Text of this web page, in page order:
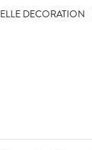
ELLE DECORATION